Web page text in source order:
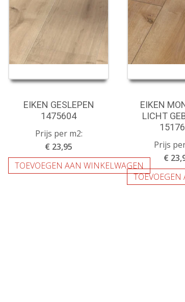
EIKEN GESLEPEN
1475604
Prijs per m2:
€ 23,95
TOEVOEGEN AAN WINKELWAGEN
EIKEN
LICHT
Prijs
€